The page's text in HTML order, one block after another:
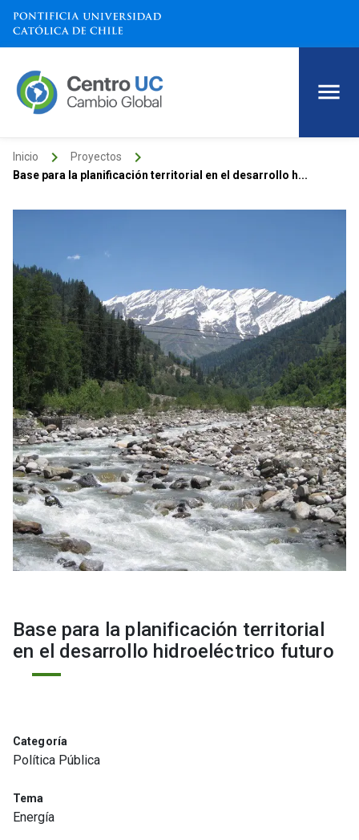
Inicio keyboard_arrow_right Proyectos keyboard_arrow_right
Base para la planificación territorial en el desarrollo h...
Base para la planificación territorial
en el desarrollo hidroeléctrico futuro
Categoría
Política Pública
Tema
Energía